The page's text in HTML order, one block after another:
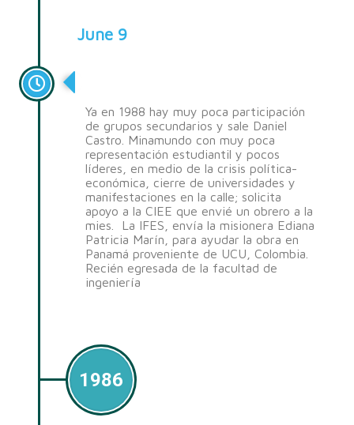
June 9
Ya en 1988 hay muy poca participación
de grupos secundarios y sale Daniel
Castro. Minamundo con muy poca
representación estudiantil y pocos
líderes, en medio de la crisis política-
económica, cierre de universidades y
manifestaciones en la calle; solicita
apoyo a la CIEE que envié un obrero a la
mies. La IFES, envía la misionera Ediana
Patricia Marín, para ayudar la obra en
Panamá proveniente de UCU, Colombia.
Recién egresada de la facultad de
ingeniería
1986